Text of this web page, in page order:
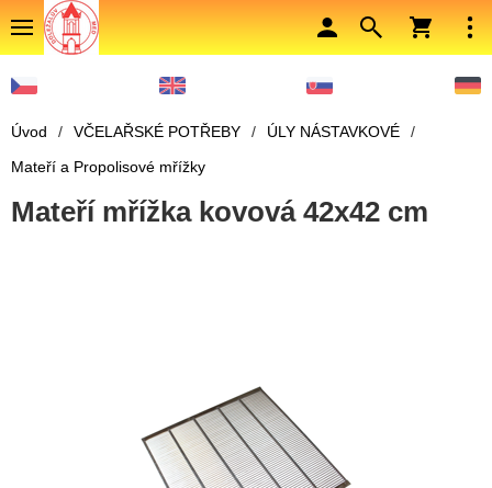
Úvod / VČELAŘSKÉ POTŘEBY / ÚLY NÁSTAVKOVÉ
/
Mateří a Propolisové mřížky
Mateří mřížka kovová 42x42 cm